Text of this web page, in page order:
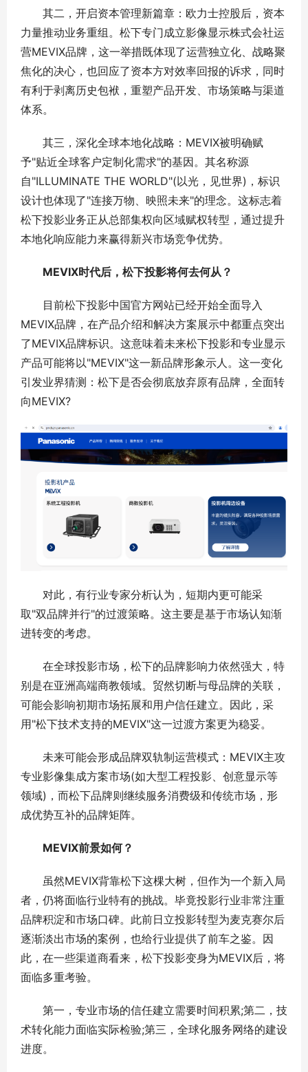
其二，开启资本管理新篇章：欧力士控股后，资本
力量推动业务重组。松下专门成立影像显示株式会社运
营MEVIX品牌，这一举措既体现了运营独立化、战略聚
焦化的决心，也回应了资本方对效率回报的诉求，同时
有利于剥离历史包袱，重塑产品开发、市场策略与渠道
体系。
其三，深化全球本地化战略：MEVIX被明确赋
予"贴近全球客户定制化需求"的基因。其名称源
自"ILLUMINATE THE WORLD"(以光，见世界)，标识
设计也体现了"连接万物、映照未来"的理念。这标志着
松下投影业务正从总部集权向区域赋权转型，通过提升
本地化响应能力来赢得新兴市场竞争优势。
MEVIX时代后，松下投影将何去何从？
目前松下投影中国官方网站已经开始全面导入
MEVIX品牌，在产品介绍和解决方案展示中都重点突出
了MEVIX品牌标识。这意味着未来松下投影和专业显示
产品可能将以"MEVIX"这一新品牌形象示人。这一变化
引发业界猜测：松下是否会彻底放弃原有品牌，全面转
向MEVIX?
对此，有行业专家分析认为，短期内更可能采
取"双品牌并行"的过渡策略。这主要是基于市场认知渐
进转变的考虑。
在全球投影市场，松下的品牌影响力依然强大，特
别是在亚洲高端商教领域。贸然切断与母品牌的关联，
可能会影响初期市场拓展和用户信任建立。因此，采
用"松下技术支持的MEVIX"这一过渡方案更为稳妥。
未来可能会形成品牌双轨制运营模式：MEVIX主攻
专业影像集成方案市场(如大型工程投影、创意显示等
领域)，而松下品牌则继续服务消费级和传统市场，形
成优势互补的品牌矩阵。
MEVIX前景如何？
虽然MEVIX背靠松下这棵大树，但作为一个新入局
者，仍将面临行业特有的挑战。毕竟投影行业非常注重
品牌积淀和市场口碑。此前日立投影转型为麦克赛尔后
逐渐淡出市场的案例，也给行业提供了前车之鉴。因
此，在一些渠道商看来，松下投影变身为MEVIX后，将
面临多重考验。
第一，专业市场的信任建立需要时间积累;第二，技
术转化能力面临实际检验;第三，全球化服务网络的建设
进度。